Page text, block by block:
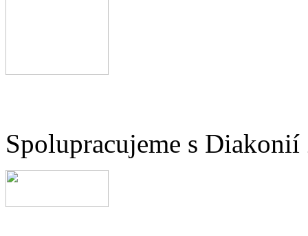
Spolupracujeme s Diakonií